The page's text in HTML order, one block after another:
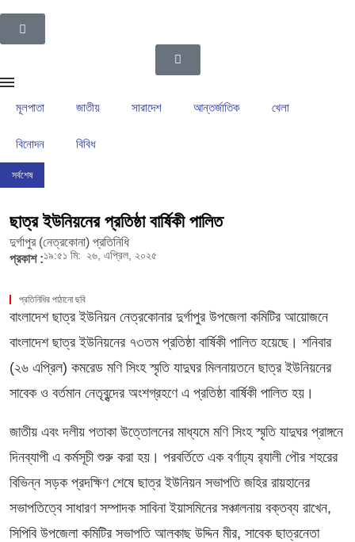
মূলপাতা জাতীয় সারাদেশ আন্তর্জাতিক খেলা
বিনোদন বিবিধ
সর্বশেষ
ছাত্র ইউনিয়নের প্রতিষ্ঠা বার্ষিকী পালিত
দুর্গাপুর (নেত্রকোনা) প্রতিনিধি
প্রকাশ :১৯:৫১ মি: ২৬, এপ্রিল, ২০২৫
প্রতিনিধির পাঠানো ছবি
বাংলাদেশ ছাত্র ইউনিয়ন নেত্রকোনার দুর্গাপুর উপজেলা কমিটির আয়োজনে
বাংলাদেশ ছাত্র ইউনিয়নের ৭৩তম প্রতিষ্ঠা বার্ষিকী পালিত হয়েছে। শনিবার
(২৬ এপ্রিল) কমরেড মণি সিংহ স্মৃতি যাদুঘর মিলনায়তনে ছাত্র ইউনিয়নের
সাবেক ও বর্তমান নেতৃবৃন্দের অংশগ্রহণে এ প্রতিষ্ঠা বার্ষিকী পালিত হয়।
জাতীয় এবং দলীয় পতাকা উত্তোলনের মাধ্যমে মণি সিংহ স্মৃতি যাদুঘর প্রাঙ্গনে
দিনব্যাপী এ কর্মসূচী শুরু করা হয়। পরবর্তিতে এক বর্ণাঢ্য র‌্যালী পৌর শহরের
বিভিন্ন সড়ক প্রদক্ষিণ শেষে ছাত্র ইউনিয়ন সভাপতি জহির রায়হানের
সভাপতিত্বে সাধারণ সম্পাদক সাবিনা ইয়াসমিনের সঞ্চালনায় বক্তব্য রাখেন,
সিপিবি উপজেলা কমিটির সভাপতি আলকাছ উদ্দিন মীর, সাবেক ছাত্রনেতা